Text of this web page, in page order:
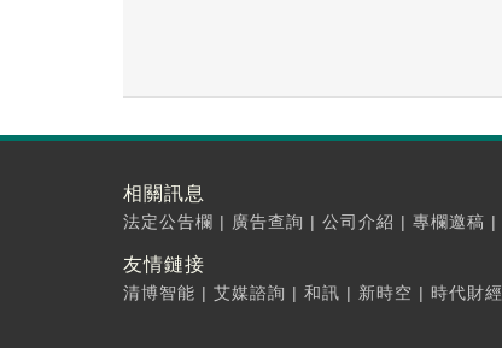
相關訊息
法定公告欄 | 廣告查詢 | 公司介紹 | 專欄邀稿 |
友情鏈接
清博智能 | 艾媒諮詢 | 和訊 | 新時空 | 時代財經